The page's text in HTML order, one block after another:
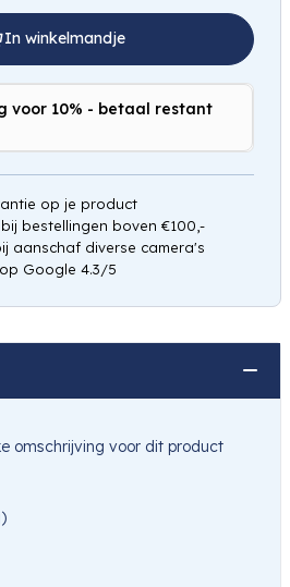
In winkelmandje
voor 10% - betaal restant
op je product
bestellingen boven €100,-
aanschaf diverse camera's
Google 4.3/5
omschrijving voor dit product